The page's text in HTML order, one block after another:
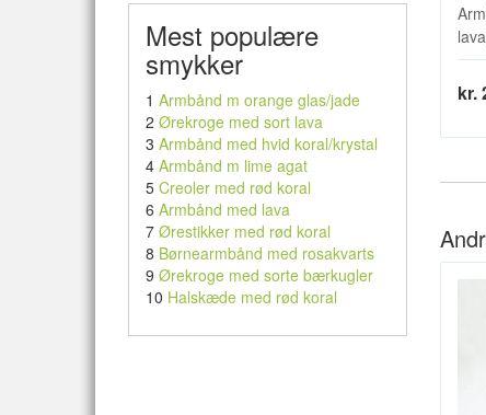
Mest populære
smykker
1 Armbånd m orange glas/jade
2 Ørekroge med sort lava
3 Armbånd med hvid koral/krystal
4 Armbånd m lime agat
5 Creoler med rød koral
6 Armbånd med lava
7 Ørestikker med rød koral
8 Børnearmbånd med rosakvarts
9 Ørekroge med sorte bærkugler
10 Halskæde med rød koral
kr.